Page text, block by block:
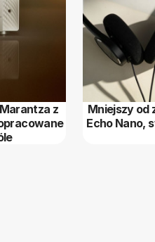
z
Mniejszy od
Echo Nano,